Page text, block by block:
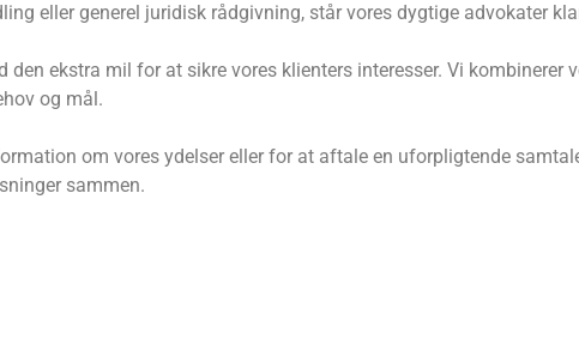
eller generel juridisk rådgivning, står vores dygtige advokater
den ekstra mil for at sikre vores klienters interesser. Vi kombinerer
og mål.
om vores ydelser eller for at aftale en uforpligtende
sammen.